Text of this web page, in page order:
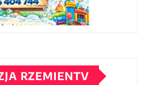
RZEMIENTV